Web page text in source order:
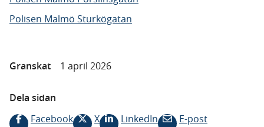
Polisen Malmö Sturkögatan
Granskat 1 april 2026
Dela sidan
Facebook
X LinkedIn E-post